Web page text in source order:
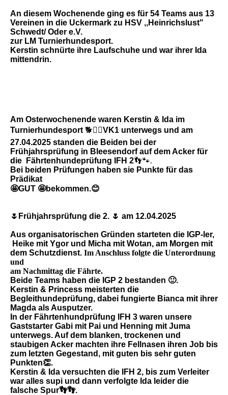
An diesem Wochenende ging es für 54 Teams aus 13
Vereinen in die Uckermark zu HSV ,,Heinrichslust"
Schwedt/ Oder e.V.
zur LM Turnierhundesport.
Kerstin schnürte ihre Laufschuhe und war ihrer Ida
mittendrin.
Am Osterwochenende waren Kerstin & Ida im
Turnierhundesport 🐕🏃‍♀️VK1 unterwegs und am
27.04.2025 standen die Beiden bei der
Frühjahrsprüfung in Bleesendorf auf dem Acker für
die
Fährtenhundeprüfung IFH 2👣🐾.
Bei beiden Prüfungen haben sie Punkte für das
Prädikat
🤩GUT 🤩bekommen.😊
🌷Frühjahrsprüfung die 2. 🌷 am 12.04.2025
Aus organisatorischen Gründen starteten die IGP-ler,
Heike mit Ygor und Micha mit Wotan, am Morgen mit
dem Schutzdienst. Im Anschluss folgte die Unterordnung
und
am Nachmittag die Fährte.
Beide Teams haben die IGP 2 bestanden 🙂.
Kerstin & Princess meisterten die
Begleithundeprüfung, dabei fungierte Bianca mit ihrer
Magda als Ausputzer.
In der Fährtenhundprüfung IFH 3 waren unsere
Gaststarter Gabi mit Pai und Henning mit Juma
unterwegs. Auf dem blanken, trockenen und
staubigen Acker machten ihre Fellnasen ihren Job bis
zum letzten Gegestand, mit guten bis sehr guten
Punkten👏.
Kerstin & Ida versuchten die IFH 2, bis zum Verleiter
war alles supi und dann verfolgte Ida leider die
falsche Spur👣👣.